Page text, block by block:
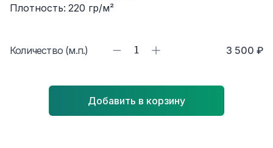
Плотность: 220 гр/м²
Количество (м.п.) 1 3 500 ₽
Добавить в корзину